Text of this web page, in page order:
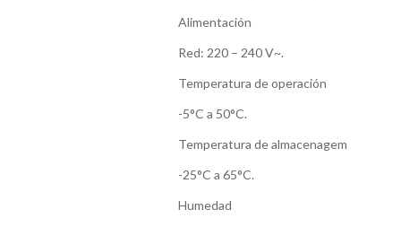
Alimentación
Red: 220 – 240 V~.
Temperatura de operación
-5°C a 50°C.
Temperatura de almacenagem
-25°C a 65°C.
Humedad